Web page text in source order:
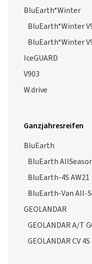
BluEarth*Winter
BluEarth*Winter
BluEarth*Winter
IceGUARD
V903
W.drive
Ganzjahresreifen
BluEarth
BluEarth
BluEarth-4S AW21
BluEarth-Van All-
GEOLANDAR
GEOLANDAR A/T
GEOLANDAR CV